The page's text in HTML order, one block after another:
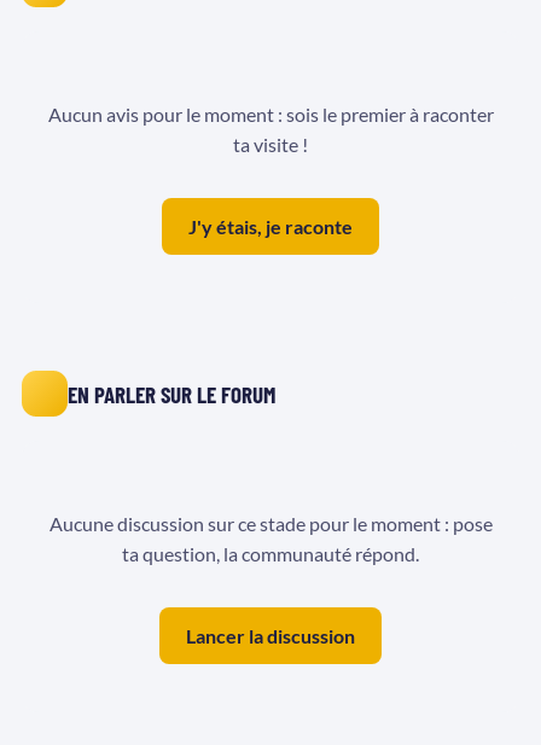
Aucun avis pour le moment : sois le premier à raconter
ta visite !
J'y étais, je raconte
EN PARLER SUR LE FORUM
Aucune discussion sur ce stade pour le moment : pose
ta question, la communauté répond.
Lancer la discussion